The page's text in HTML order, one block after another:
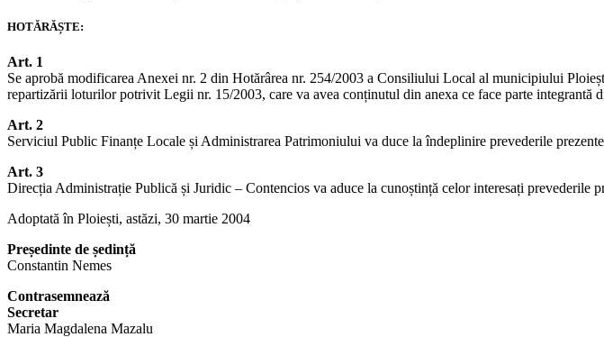
HOTĂRĂȘTE:
Art. 1
Se aprobă modificarea Anexei nr. 2 din Hotărârea nr. 254/2003 a Consiliului Local al municipiului
repartizării loturilor potrivit Legii nr. 15/2003, care va avea conținutul din anexa ce face parte integrantă
Art. 2
Serviciul Public Finanțe Locale și Administrarea Patrimoniului va duce la îndeplinire prevederile
Art. 3
Direcția Administrație Publică și Juridic – Contencios va aduce la cunoștință celor interesați prevederile
Adoptată în Ploiești, astăzi, 30 martie 2004
Președinte de ședință
Constantin Nemes
Contrasemnează
Secretar
Maria Magdalena Mazalu